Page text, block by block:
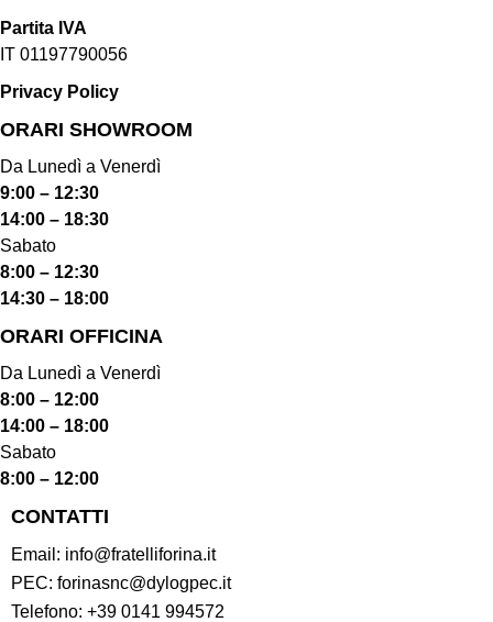
Partita IVA
IT 01197790056
Privacy Policy
ORARI SHOWROOM​
Da Lunedì a Venerdì
9:00 – 12:30
14:00 – 18:30
Sabato
8:00 – 12:30
14:30 – 18:00
ORARI OFFICINA
Da Lunedì a Venerdì
8:00 – 12:00
14:00 – 18:00
Sabato
8:00 – 12:00
CONTATTI
Email: info@fratelliforina.it
PEC: forinasnc@dylogpec.it
Telefono: +39 0141 994572